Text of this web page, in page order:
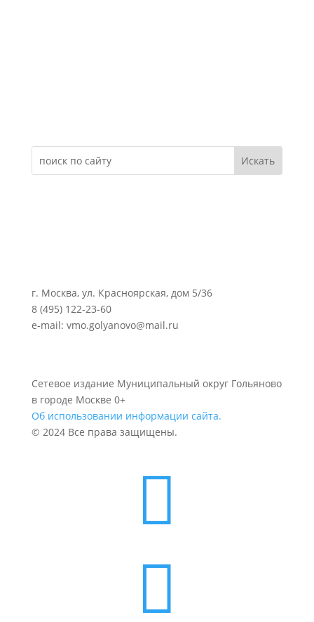
г. Москва, ул. Красноярская, дом 5/36
8 (495) 122-23-60
e-mail: vmo.golyanovo@mail.ru
Сетевое издание Муниципальный округ Гольяново
в городе Москве 0+
Об использовании информации сайта.
© 2024 Все права защищены.

